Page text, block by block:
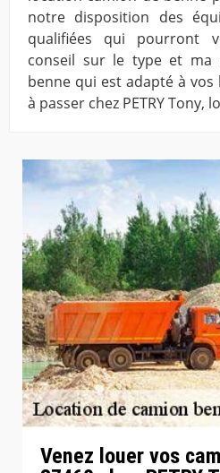
notre disposition des
qualifiées qui pourront
conseil sur le type et ma
benne qui est adapté à vos
à passer chez PETRY Tony,
Venez louer vos